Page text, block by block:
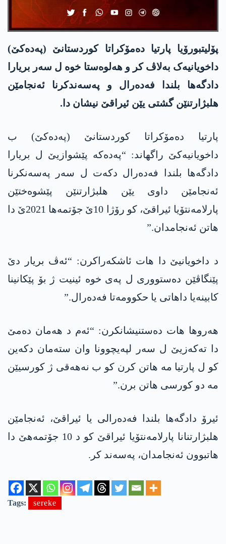
پۆلیتبورۆیا پارتیا دەمۆکراتا کوردستانێ (پەدەکێ)
داخویانیەک بەلاڤ کر و ھەلوەستا خوە ل سەر بریارا
دادگەھا بلندا فەدەرال و پەسەندکرنا ئەنجامێن
ھلبژارتنێن گشتی یێن ئیراقێ نیشان دا.
پارتیا دەمۆکراتا کوردستانێ (پەدەکێ) ب
داخویانیەکێ راگھاند: “پەدەکە پێشوازیێ ل بریارا
دادگەھا بلندا فەدەرال دکەت ل سەر پەسەنکرنا
ئەنجامێن داوی یێن ھلبژارتنێن پێشوەختێن
پارلامەنتۆیا ئیراقێ، کو رۆژا 10ێ جۆتمەھا 2021ێ دا
ھاتن ئەنجامدان.”
د داخویانیێ دا ھات ئاشکەراکرن: “ئەڤ بریار دێ
پێنگاڤێن دەستووری ل پەی خوە ئینیت ژ بۆ پێکانینا
کابینەیا داهاتی یا حکوومەتا فەدەرال.”
ھەروھا ھات دەستنیشانکرن: “ئەم د ھەمان دەمێ
دا تەکەزیێ ل سەر لپەیچوونا وان ستەمان دکەین
کو ل پارتیا مە ھاتن کرن کو ب نەھەقی ژ کورسیێن
مە دو کورسی ھاتن برن.”
ئیرۆ دادگەھا بلندا فەدەرالی یا ئیراقێ، ئەنجامێن
ھلبژارتنانا پارلامەنتۆیا ئیراقێ کو د 10 جۆتمەھێ دا
ھاتبوون ئەنجامدان، پەسەند کر.
Tags: sereke